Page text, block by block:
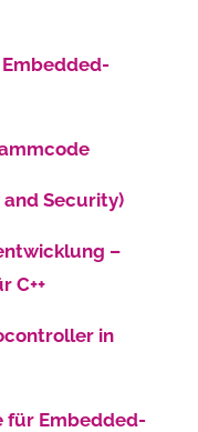
Security)
–
C++
in
für Embedded-